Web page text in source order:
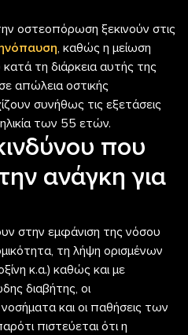
οστεοπόρωση ξεκινούν στις
, καθώς η μείωση
τη διάρκεια αυτής της
απώλεια οστικής
συνήθως τις εξετάσεις
των 55 ετών.
που
ανάγκη για
στην εμφάνιση της νόσου
τη λήψη ορισμένων
κ.α.) καθώς και με
διαβήτης, οι
και οι παθήσεις των
πιστεύεται ότι η